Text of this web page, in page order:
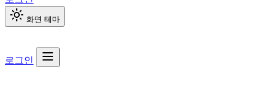
화면 테마
로그인